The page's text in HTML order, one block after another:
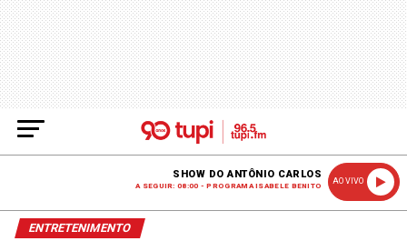
SHOW DO ANTÔNIO CARLOS
A SEGUIR: 08:00 - PROGRAMA ISABELE BENITO
AO VIVO
ENTRETENIMENTO